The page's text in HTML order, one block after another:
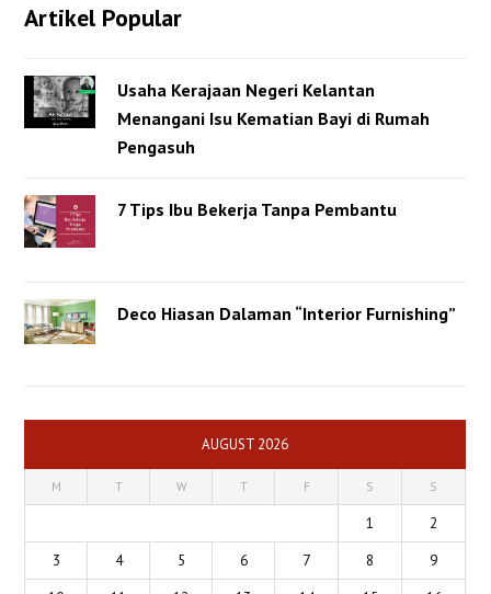
Artikel Popular
Usaha Kerajaan Negeri Kelantan
Menangani Isu Kematian Bayi di Rumah
Pengasuh
7 Tips Ibu Bekerja Tanpa Pembantu
Deco Hiasan Dalaman “Interior Furnishing”
AUGUST 2026
M T W T F S S
1
2
3
4 5 6 7 8
9